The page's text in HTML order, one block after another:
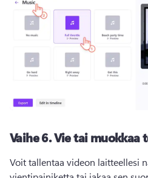
Vaihe 6.Vie tai muokkaa
Voit tallentaa videon laitteellesi